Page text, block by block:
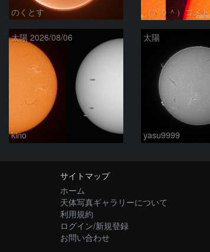
のくとす （＾０＾）コメト
太陽 2026/08/06
kino
太陽
yasu9999
サイトマップ
ホーム
天体写真ギャラリーについて
利用規約
ログイン/新規登録
お問い合わせ